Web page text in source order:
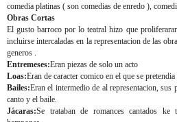
comedia platinas ( son comedias de enredo ),
Obras Cortas
El gusto barroco por lo teatral hizo que
incluirse intercaladas en la representacion de las
generos .
Entremeses:Eran piezas de solo un acto
Loas:Eran de caracter comico en el que se
Bailes:Eran el intermedio de al representacion, sus
canto y el baile.
Jácaras:Se trataban de romances cantados